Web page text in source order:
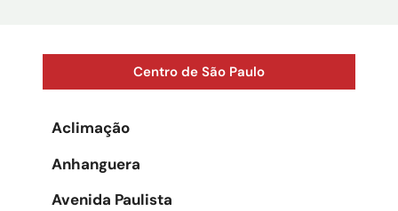
Centro de São Paulo
Aclimação
Anhanguera
Avenida Paulista